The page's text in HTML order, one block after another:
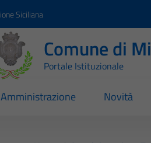
Siciliana
Comune di
Portale Istituzionale
Amministrazione Novità